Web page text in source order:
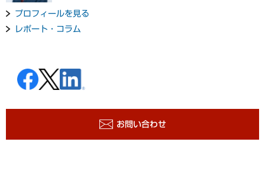
プロフィールを見る
レポート・コラム
お問い合わせ